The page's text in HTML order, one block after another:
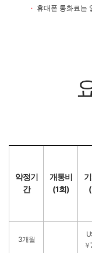
휴대폰 통화료는
약정기
간
개통비
(1회)
3개월